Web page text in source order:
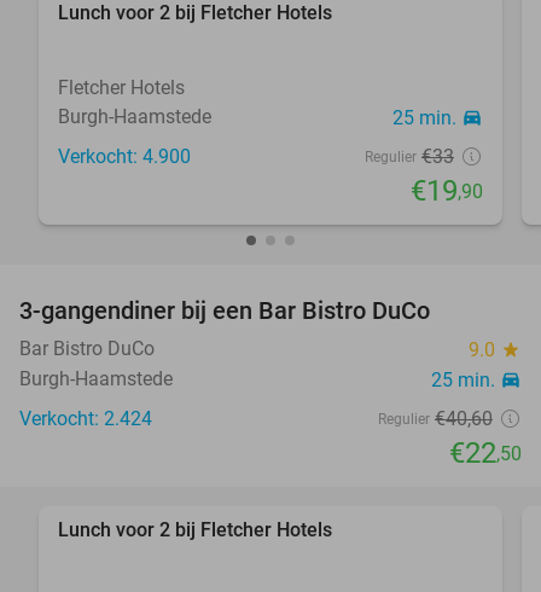
Lunch voor 2 bij Fletcher Hotels
Fletcher Hotels
Burgh-Haamstede
25 min. directions_car
Verkocht: 4.900 Regulier €33
€19,90
3-gangendiner bij een Bar Bistro DuCo
Bar Bistro DuCo 9.0 star
Burgh-Haamstede 25 min. directions_car
Verkocht: 2.424 Regulier €40,60
€22,50
Lunch voor 2 bij Fletcher Hotels